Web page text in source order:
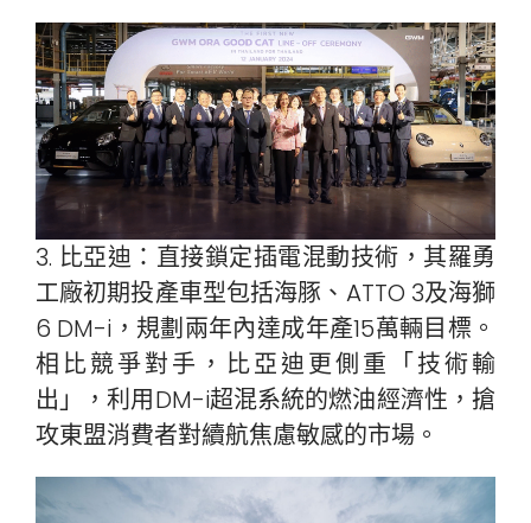
3. 比亞迪：直接鎖定插電混動技術，其羅勇
工廠初期投產車型包括海豚、ATTO 3及海獅
6 DM-i，規劃兩年內達成年產15萬輛目標。
相比競爭對手，比亞迪更側重「技術輸
出」，利用DM-i超混系統的燃油經濟性，搶
攻東盟消費者對續航焦慮敏感的市場。